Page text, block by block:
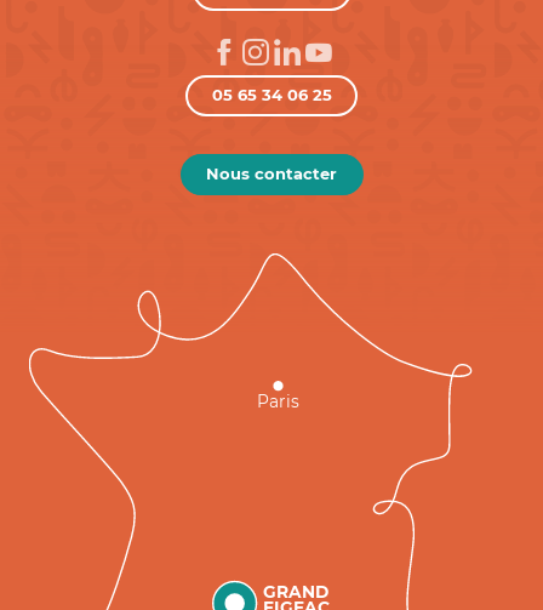
05 65 34 06 25
Nous contacter
GRAND
Paris